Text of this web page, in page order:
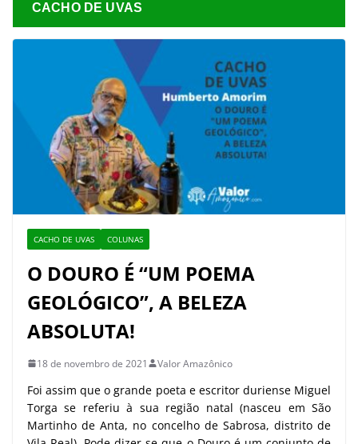
CACHO DE UVAS
CACHO DE UVAS COLUNAS
O DOURO É “UM POEMA
GEOLÓGICO”, A BELEZA
ABSOLUTA!
18 de novembro de 2021 Valor Amazônico
Foi assim que o grande poeta e escritor duriense Miguel
Torga se referiu à sua região natal (nasceu em São
Martinho de Anta, no concelho de Sabrosa, distrito de